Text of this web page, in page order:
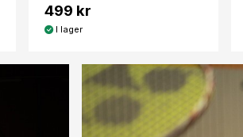
499 kr
I lager